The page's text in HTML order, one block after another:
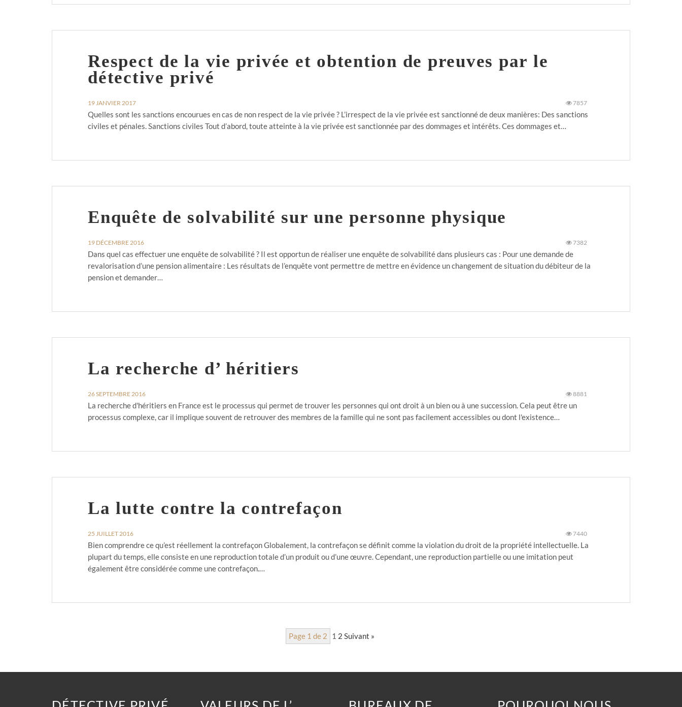
Respect de la vie privée et obtention de preuves par le
détective privé
19 JANVIER 2017 7857
Quelles sont les sanctions encourues en cas de non respect de la vie privée ? L’irrespect de la vie privée est sanctionné de deux manières: Des sanctions
civiles et pénales. Sanctions civiles Tout d’abord, toute atteinte à la vie privée est sanctionnée par des dommages et intérêts. Ces dommages et…
Enquête de solvabilité sur une personne physique
19 DÉCEMBRE 2016 7382
Dans quel cas effectuer une enquête de solvabilité ? Il est opportun de réaliser une enquête de solvabilité dans plusieurs cas : Pour une demande de
revalorisation d’une pension alimentaire : Les résultats de l’enquête vont permettre de mettre en évidence un changement de situation du débiteur de la
pension et demander…
La recherche d’ héritiers
26 SEPTEMBRE 2016 8881
La recherche d'héritiers en France est le processus qui permet de trouver les personnes qui ont droit à un bien ou à une succession. Cela peut être un
processus complexe, car il implique souvent de retrouver des membres de la famille qui ne sont pas facilement accessibles ou dont l'existence…
La lutte contre la contrefaçon
25 JUILLET 2016 7440
Bien comprendre ce qu’est réellement la contrefaçon Globalement, la contrefaçon se définit comme la violation du droit de la propriété intellectuelle. La
plupart du temps, elle consiste en une reproduction totale d’un produit ou d’une œuvre. Cependant, une reproduction partielle ou une imitation peut
également être considérée comme une contrefaçon.…
Page 1 de 2 1 2 Suivant »